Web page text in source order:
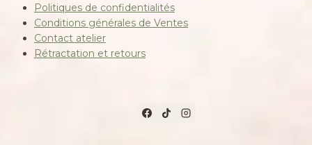
Politiques de confidentialités
Conditions générales de Ventes
Contact atelier
Rétractation et retours